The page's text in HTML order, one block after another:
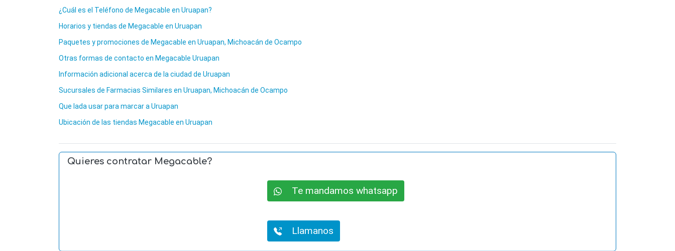
¿Cuál es el Teléfono de Megacable en Uruapan?
Horarios y tiendas de Megacable en Uruapan
Paquetes y promociones de Megacable en Uruapan, Michoacán de Ocampo
Otras formas de contacto en Megacable Uruapan
Información adicional acerca de la ciudad de Uruapan
Sucursales de Farmacias Similares en Uruapan, Michoacán de Ocampo
Que lada usar para marcar a Uruapan
Ubicación de las tiendas Megacable en Uruapan
Quieres contratar Megacable?
Te mandamos whatsapp
Llamanos